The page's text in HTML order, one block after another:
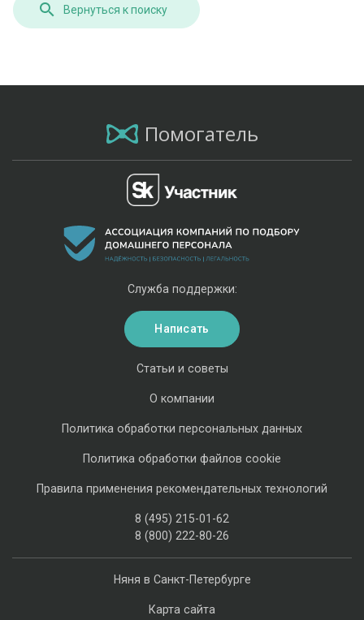
Вернуться к поиску
Помогатель
Няня в Санкт-Петербурге
Карта сайта
Статьи и советы
О компании
Политика обработки персональных данных
Политика обработки файлов cookie
Правила применения рекомендательных технологий
8 (495) 215-01-62
8 (800) 222-80-26
Служба поддержки:
Написать